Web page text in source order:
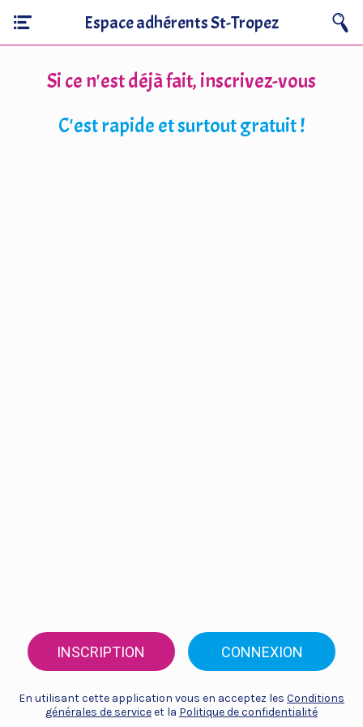
Espace adhérents St-Tropez
Si ce n'est déjà fait, inscrivez-vous
C'est rapide et surtout gratuit !
INSCRIPTION CONNEXION
En utilisant cette application vous en acceptez les Conditions
générales de serviceet la Politique de confidentialité